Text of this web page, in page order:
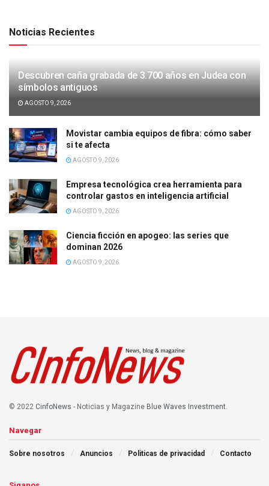
Noticias Recientes
Descubren caña grabada de 3.700 años en Judea con
símbolos antiguos
AGOSTO 9, 2026
Movistar cambia equipos de fibra: cómo saber
si te afecta
AGOSTO 9, 2026
Empresa tecnológica crea herramienta para
controlar gastos en inteligencia artificial
AGOSTO 9, 2026
Ciencia ficción en apogeo: las series que
dominan 2026
AGOSTO 9, 2026
© 2022 CinfoNews - Noticias y Magazine Blue Waves Investment.
Navegar
Sobre nosotros Anuncios Politicas de privacidad Contacto